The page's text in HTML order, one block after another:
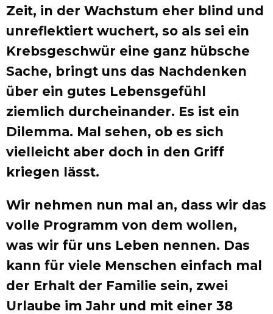
Zeit, in der Wachstum eher blind und
unreflektiert wuchert, so als sei ein
Krebsgeschwür eine ganz hübsche
Sache, bringt uns das Nachdenken
über ein gutes Lebensgefühl
ziemlich durcheinander. Es ist ein
Dilemma. Mal sehen, ob es sich
vielleicht aber doch in den Griff
kriegen lässt.
Wir nehmen nun mal an, dass wir das
volle Programm von dem wollen,
was wir für uns Leben nennen. Das
kann für viele Menschen einfach mal
der Erhalt der Familie sein, zwei
Urlaube im Jahr und mit einer 38